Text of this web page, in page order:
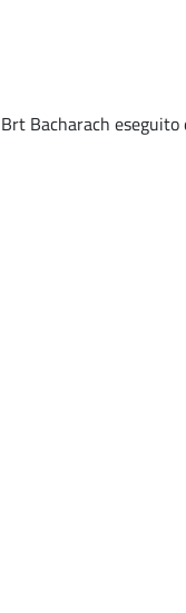
Bacharach eseguito